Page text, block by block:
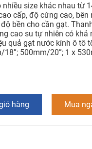
nhiều size khác nhau từ
cấp, độ cứng cao,
bền cho cần gạt.
cao su tự nhiên có khả
quả gạt nước kính ô tô
500mm/20”; 1 x
hàng Mua